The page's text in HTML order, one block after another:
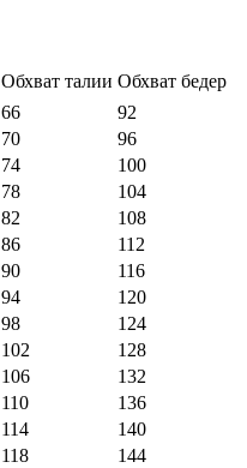
Обхват талии Обхват бедер
66
92
70
96
74
100
78
104
82
108
86
112
90
116
94
120
98
124
102
128
106
132
110
136
114
140
118
144